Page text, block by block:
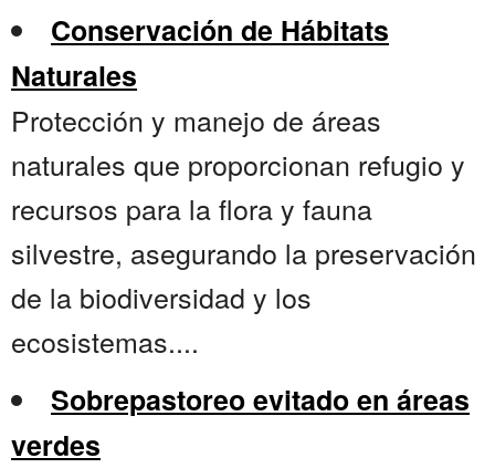
Conservación de Hábitats
Naturales
Protección y manejo de áreas
naturales que proporcionan refugio y
recursos para la flora y fauna
silvestre, asegurando la preservación
de la biodiversidad y los
ecosistemas....
Sobrepastoreo evitado en áreas
verdes